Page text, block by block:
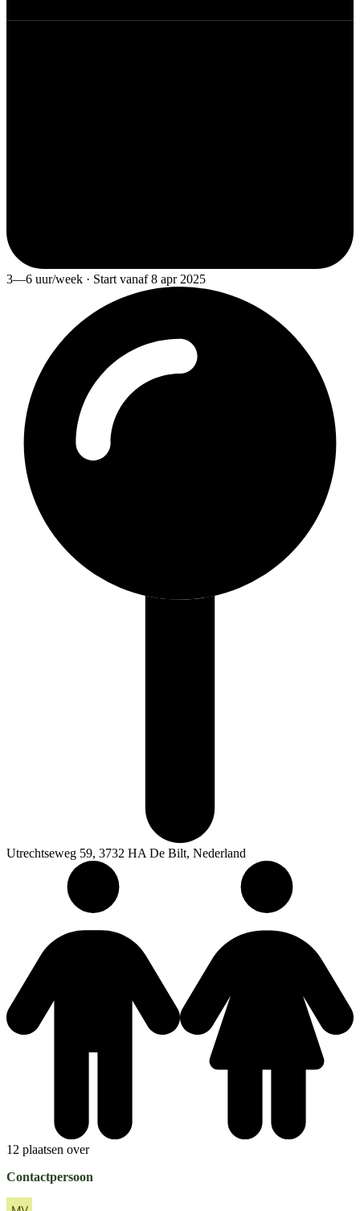
3—6 uur/week · Start vanaf 8 apr 2025
Utrechtseweg 59, 3732 HA De Bilt, Nederland
12 plaatsen over
Contactpersoon